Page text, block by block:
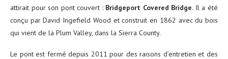
attirait pour son pont couvert : Bridgeport Covered Bridge. Il a été
conçu par David Ingefield Wood et construit en 1862 avec du bois
qui vient de la Plum Valley, dans la Sierra County.
Le pont est fermé depuis 2011 pour des raisons d’entretien et des